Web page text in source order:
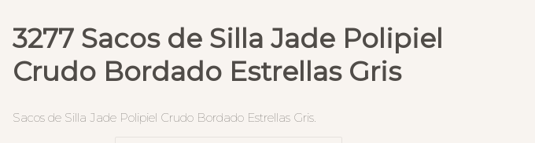
3277 Sacos de Silla Jade Polipiel
Crudo Bordado Estrellas Gris
Sacos de Silla Jade Polipiel Crudo Bordado Estrellas Gris.